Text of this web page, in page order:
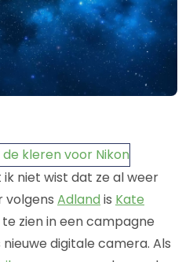
niet wist dat ze al weer
volgens Adland is Kate
zien in een campagne
nieuwe digitale camera. Als